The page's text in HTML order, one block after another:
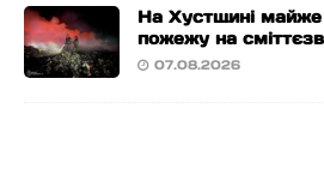
На Хустщині майже
пожежу на
07.08.2026